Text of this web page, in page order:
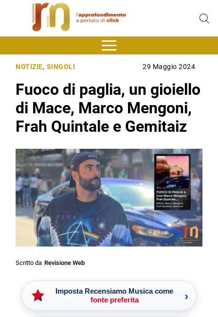
NOTIZIE, SINGOLI 29 Maggio 2024
Fuoco di paglia, un gioiello
di Mace, Marco Mengoni,
Frah Quintale e Gemitaiz
Scritto da Revisione Web
Imposta Recensiamo Musica come
fonte preferita
›